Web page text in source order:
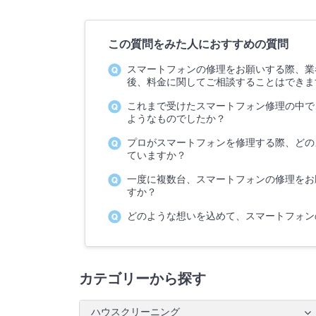
この質問をみた人におすすめの質問
スマートフォンの修理をお願いする際、
後、料金に関してご相談することはでき
これまで受けたスマートフォン修理の中
ようなものでしたか？
プロがスマートフォンを修理する際、ど
ていますか？
一度に複数台、スマートフォンの修理を
すか？
どのような想いを込めて、スマートフォ
カテゴリーから探す
ハウスクリーニング